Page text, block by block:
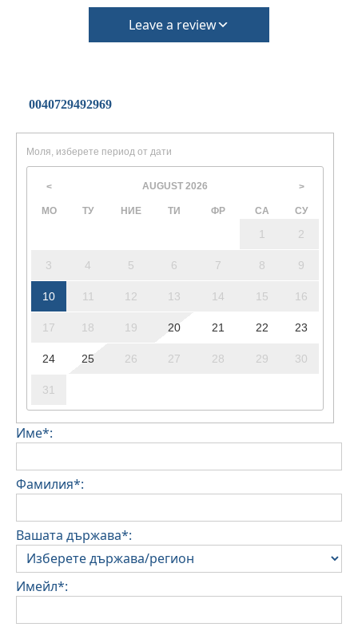
Leave a review
0040729492969
Моля, изберете период от дати
< AUGUST 2026 >
МО ТУ НИЕ ТИ ФР СА СУ
1 2
3 4 5 6 7 8 9
10 11 12 13 14 15 16
17 18 19 20 21 22 23
24 25 26 27 28 29 30
31
Име*:
Фамилия*:
Вашата държава*:
Имейл*: